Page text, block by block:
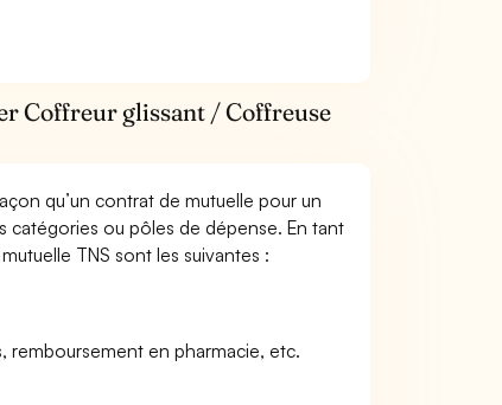
Coffreur glissant / Coffreuse
qu’un contrat de mutuelle pour un
catégories ou pôles de dépense. En tant
TNS sont les suivantes :
remboursement en pharmacie, etc.